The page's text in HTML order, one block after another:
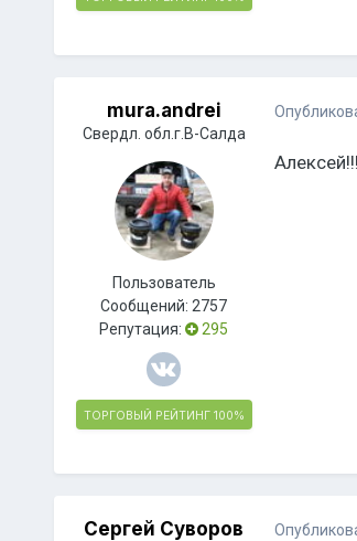
mura.andrei
Свердл. обл.г.В-Салда
Пользователь
Сообщений: 2757
Репутация:
295
ТОРГОВЫЙ РЕЙТИНГ 100%
Сергей Суворов